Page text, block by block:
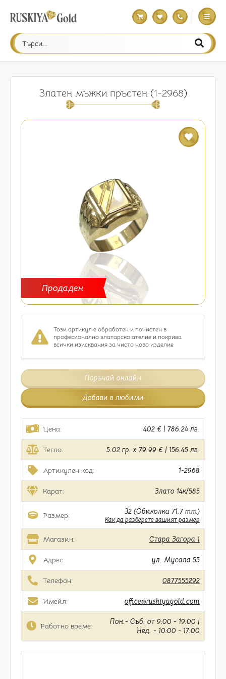
Златен мъжки пръстен (1-2968)
Продаден
Този артикул е обработен и почистен в
професионално златарско ателие и покрива
всички изисквания за чисто ново изделие
Поръчай онлайн
Добави в любими
Цена: 402 € | 786.24 лв.
Тегло: 5.02 гр. x 79.99 € | 156.45 лв.
Артикулен код: 1-2968
Карат: Злато 14к/585
Размер: 32 (Обиколка 71.7 mm)
Как да разберете вашият размер
Магазин: Стара Загора 1
Адрес: ул. Мусала 55
Телефон: 0877555292
Имейл: office@ruskiyagold.com
Работно време:
Пон.- Съб. от 9:00 - 19:00 |
Нед. - 10:00 - 17:00